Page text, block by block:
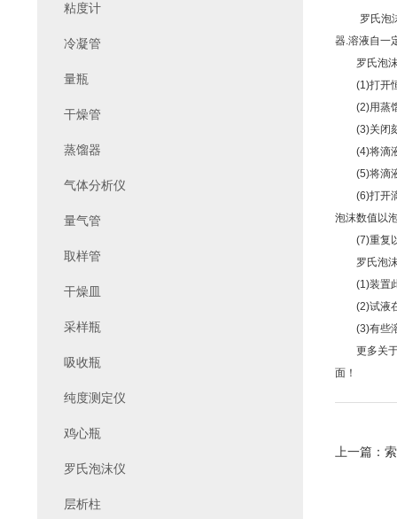
罗氏泡沫
器.溶液自一
罗氏泡沫
(1)打开恒
(2)用蒸馏
(3)关闭刻
(4)将滴液
(5)将滴液
(6)打开滴
泡沫数值以
(7)重复以
罗氏泡沫
(1)装置此
(2)试液在
(3)有些溶
更多关于
面！
上一篇：
粘度计
冷凝管
量瓶
干燥管
蒸馏器
气体分析仪
量气管
取样管
干燥皿
采样瓶
吸收瓶
纯度测定仪
鸡心瓶
罗氏泡沫仪
层析柱